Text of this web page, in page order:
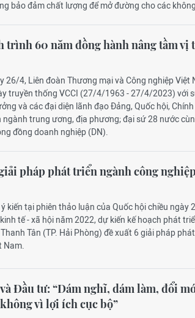
bảo đảm chất lượng để mở đường cho các
trình 60 năm đồng hành nâng tầm vị
26/4, Liên đoàn Thương mại và Công nghiệp Việt
truyền thống VCCI (27/4/1963 - 27/4/2023) với
và các đại diện lãnh đạo Đảng, Quốc hội,
ngành trung ương, địa phương; đại sứ 28 nước
đồng doanh nghiệp (DN).
pháp phát triển ngành công
kiến tại phiên thảo luận của Quốc hội chiều ngày
tế - xã hội năm 2022, dự kiến kế hoạch phát
Tân (TP. Hải Phòng) đề xuất 6 giải pháp
Nam.
Đầu tư: “Dám nghĩ, dám làm, đổi
vì lợi ích cục bộ”